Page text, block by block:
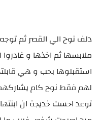
دلف نوح الي القصر ثم
ملابسها ثم اخذها و
استقبلوها بحب و هي
لهم فقط نوح كام
توعد احست خديجة ان